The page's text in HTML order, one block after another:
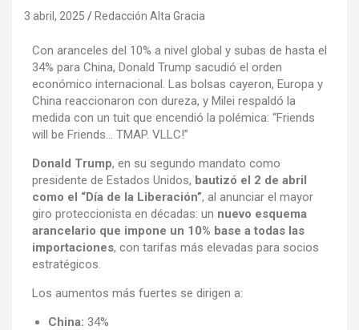
3 abril, 2025 Redacción Alta Gracia
Con aranceles del 10% a nivel global y subas de hasta el
34% para China, Donald Trump sacudió el orden
económico internacional. Las bolsas cayeron, Europa y
China reaccionaron con dureza, y Milei respaldó la
medida con un tuit que encendió la polémica: “Friends
will be Friends… TMAP. VLLC!”
Donald Trump, en su segundo mandato como
presidente de Estados Unidos, bautizó el 2 de abril
como el “Día de la Liberación”, al anunciar el mayor
giro proteccionista en décadas: un nuevo esquema
arancelario que impone un 10% base a todas las
importaciones, con tarifas más elevadas para socios
estratégicos.
Los aumentos más fuertes se dirigen a:
China: 34%